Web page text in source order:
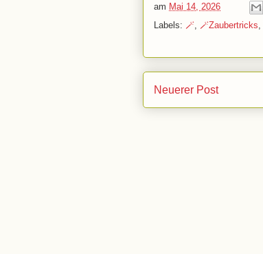
am Mai 14, 2026
Labels: 🪄 🪄Zaubertricks
Neuerer Post